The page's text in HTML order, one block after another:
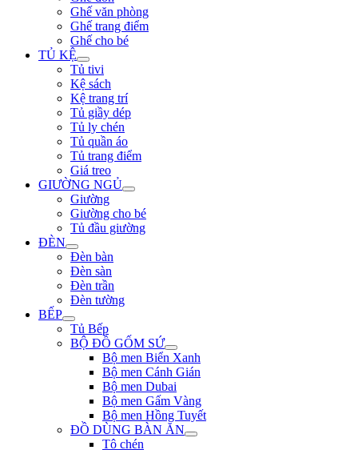
Ghế văn phòng
Ghế trang điểm
Ghế cho bé
TỦ KỆ
Tủ tivi
Kệ sách
Kệ trang trí
Tủ giầy dép
Tủ ly chén
Tủ quần áo
Tủ trang điểm
Giá treo
GIƯỜNG NGỦ
Giường
Giường cho bé
Tủ đầu giường
ĐÈN
Đèn bàn
Đèn sàn
Đèn trần
Đèn tường
BẾP
Tủ Bếp
BỘ ĐỒ GỐM SỨ
Bộ men Biển Xanh
Bộ men Cánh Gián
Bộ men Dubai
Bộ men Gấm Vàng
Bộ men Hồng Tuyết
ĐỒ DÙNG BÀN ĂN
Tô chén